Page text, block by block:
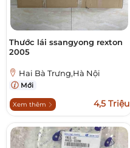
Thước lái ssangyong rexton
2005
Hai Bà Trưng,Hà Nội
Mới
Xem thêm 4,5 Triệu